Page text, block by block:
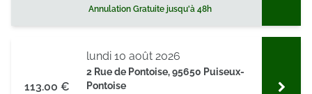
Annulation Gratuite jusqu'à 48h
113.00 €
2 Rue de Pontoise, 95650 Puiseux-
Pontoise
lundi 10 août 2026